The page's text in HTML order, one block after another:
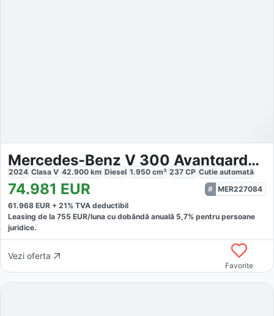
Mercedes-Benz V 300 Avantgarde extralong 4x4
2024 Clasa V 42.900 km Diesel 1.950 cm³ 237 CP Cutie automată
74.981 EUR
MER227084
61.968 EUR + 21% TVA deductibil
Leasing de la 755 EUR/luna cu dobăndă anuală 5,7% pentru persoane
juridice.
Vezi oferta
Favorite